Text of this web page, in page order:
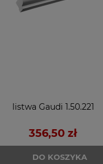
listwa Gaudi 1.50.221
356,50 zł
DO KOSZYKA